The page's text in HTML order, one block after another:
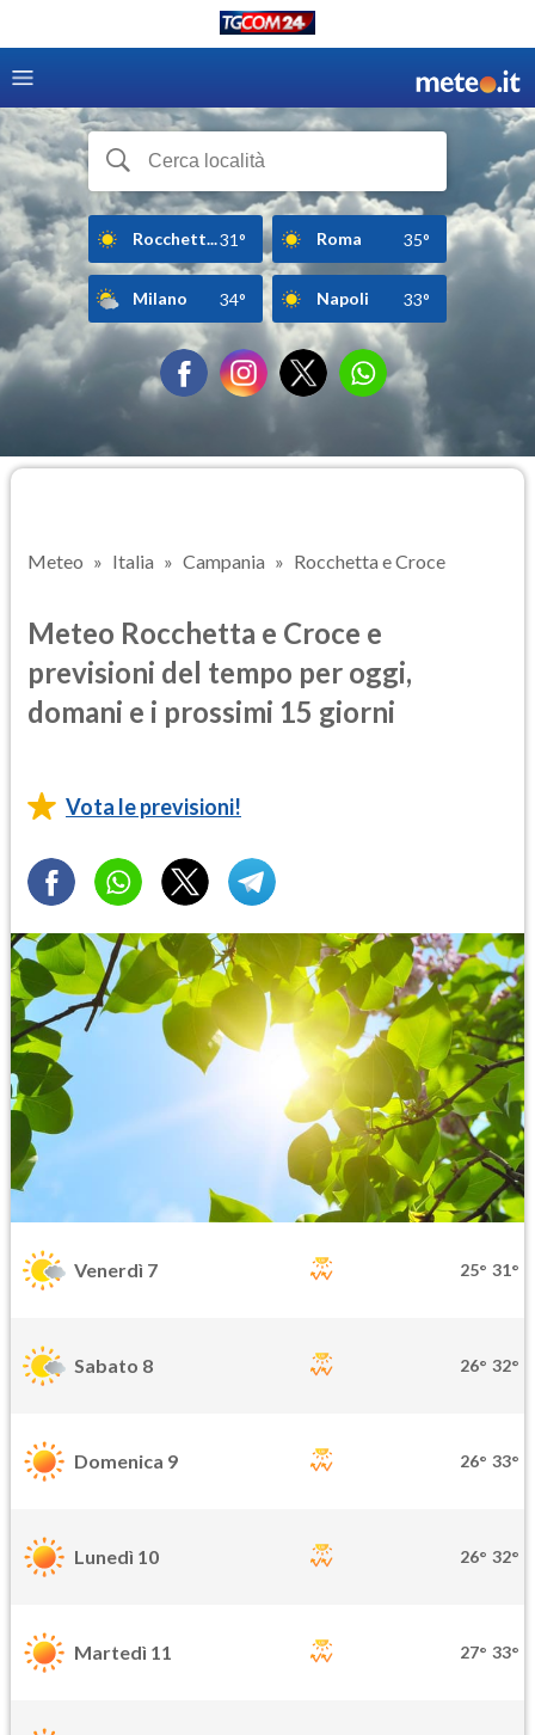
Rocchett...31° Roma 35°
Milano 34° Napoli 33°
Meteo Italia Campania Rocchetta e Croce
Meteo Rocchetta e Croce e
previsioni del tempo per oggi,
domani e i prossimi 15 giorni
Vota le previsioni!
Venerdì 7 25° 31°
Sabato 8 26° 32°
Domenica 9 26° 33°
Lunedì 10 26° 32°
Martedì 11 27° 33°